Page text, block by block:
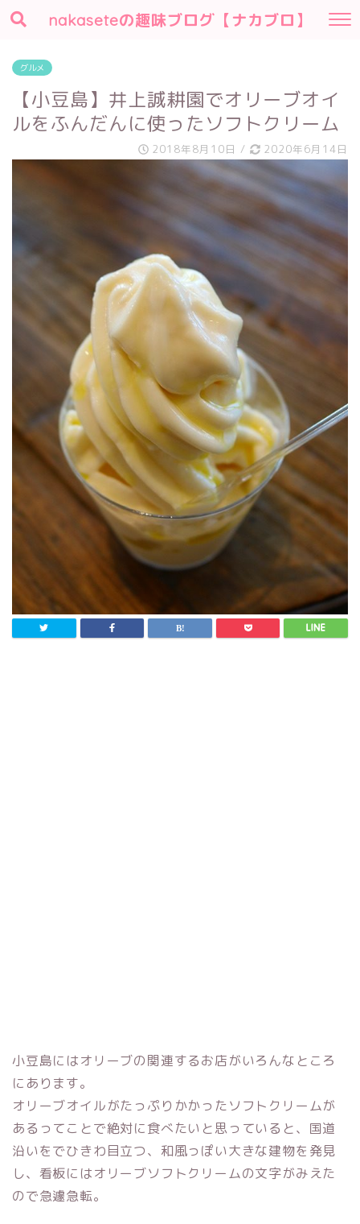
nakaseteの趣味ブログ【ナカブロ】
グルメ
【小豆島】井上誠耕園でオリーブオイ
ルをふんだんに使ったソフトクリーム
2018年8月10日 / 2020年6月14日
小豆島にはオリーブの関連するお店がいろんなところ
にあります。
オリーブオイルがたっぷりかかったソフトクリームが
あるってことで絶対に食べたいと思っていると、国道
沿いをでひきわ目立つ、和風っぽい大きな建物を発見
し、看板にはオリーブソフトクリームの文字がみえた
ので急遽急転。